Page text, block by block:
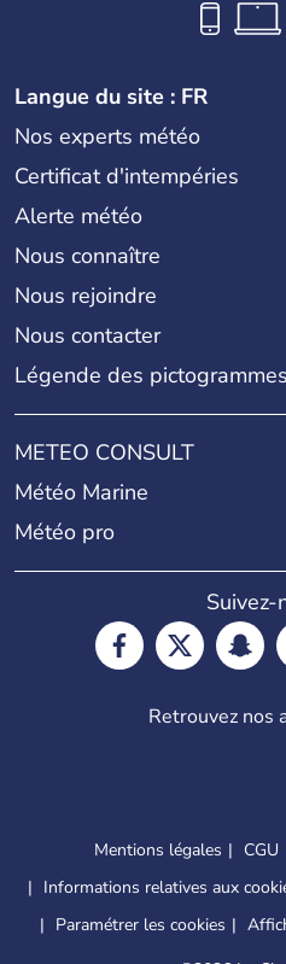
Langue du site : FR
Nos experts météo
Certificat d'intempéries
Alerte météo
Nous connaître
Nous rejoindre
Nous contacter
Légende des pictogrammes
METEO CONSULT
Météo Marine
Météo pro
Suivez-
Retrouvez nos
Mentions légales CGU
Informations relatives aux
Paramétrer les cookies